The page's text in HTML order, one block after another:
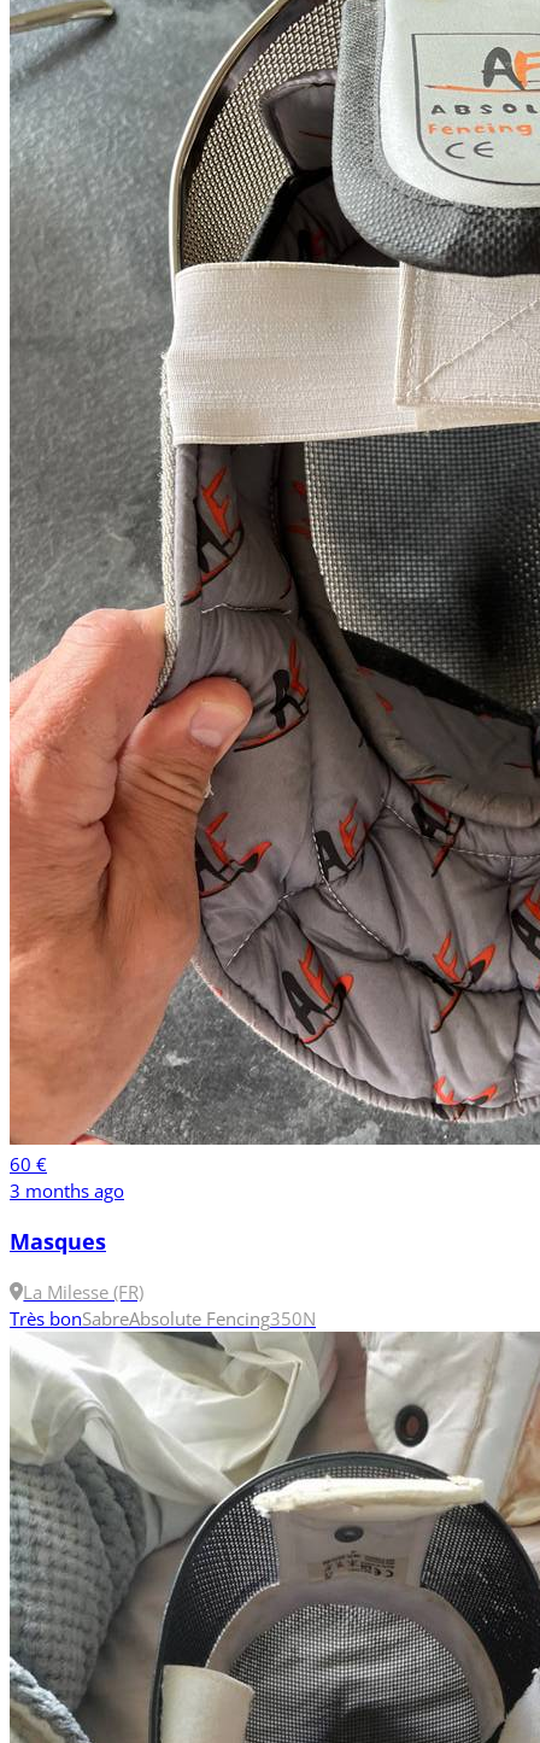
60 €
3 months ago
Masques
La Milesse (FR)
Très bonSabreAbsolute Fencing350N